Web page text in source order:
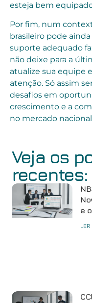
Veja os
recentes:
e
esteja bem
Por fim, num
brasileiro pode
suporte adequado
não deixe para a
atualize sua equipe
atenção. Só assim
desafios em
crescimento e a
no mercado